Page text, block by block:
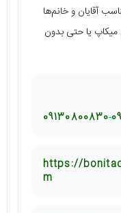
آقایان و خانم‌ها
میکاپ یا حتی بدون
09130800830
https://
m